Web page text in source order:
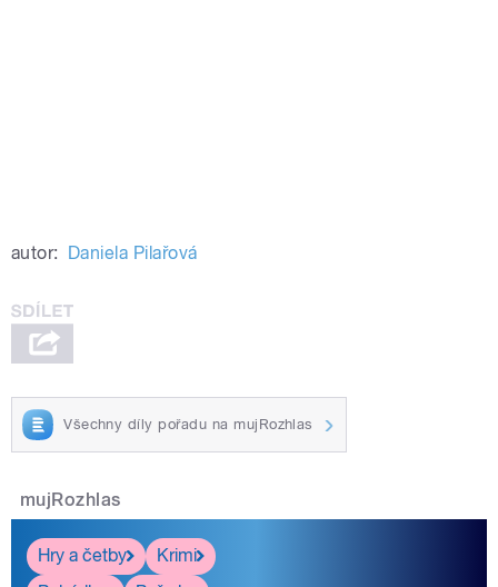
autor: Daniela Pilařová
Všechny díly pořadu na mujRozhlas
mujRozhlas
Hry a četby
Krimi